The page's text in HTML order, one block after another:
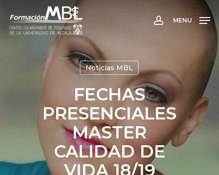
main
account
MENU
Noticias MBL
FECHAS
PRESENCIALES
MASTER
CALIDAD DE
VIDA 18/19